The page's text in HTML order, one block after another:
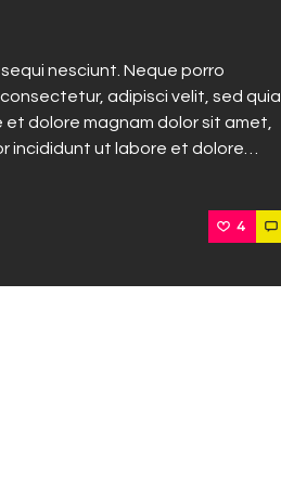
nesciunt. Neque porro
adipisci velit, sed quia
dolore magnam dolor sit amet,
incididunt ut labore et dolore…
4